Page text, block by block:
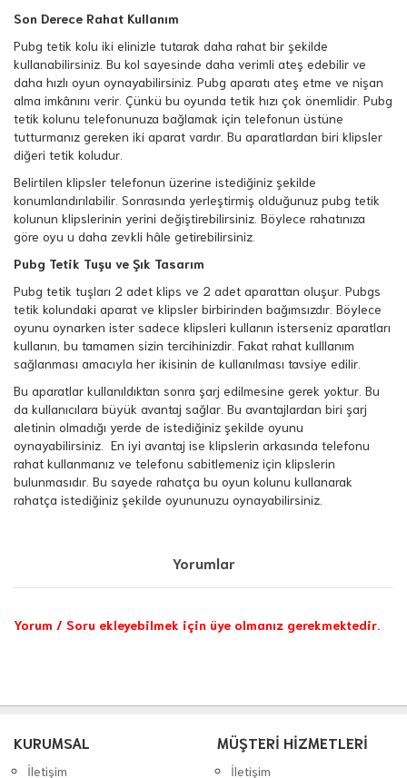
Son Derece Rahat Kullanım
Pubg tetik kolu iki elinizle tutarak daha rahat bir şekilde
kullanabilirsiniz. Bu kol sayesinde daha verimli ateş edebilir ve
daha hızlı oyun oynayabilirsiniz. Pubg aparatı ateş etme ve nişan
alma imkânını verir. Çünkü bu oyunda tetik hızı çok önemlidir. Pubg
tetik kolunu telefonunuza bağlamak için telefonun üstüne
tutturmanız gereken iki aparat vardır. Bu aparatlardan biri klipsler
diğeri tetik koludur.
Belirtilen klipsler telefonun üzerine istediğiniz şekilde
konumlandırılabilir. Sonrasında yerleştirmiş olduğunuz pubg tetik
kolunun klipslerinin yerini değiştirebilirsiniz. Böylece rahatınıza
göre oyu u daha zevkli hâle getirebilirsiniz.
Pubg Tetik Tuşu ve Şık Tasarım
Pubg tetik tuşları 2 adet klips ve 2 adet aparattan oluşur. Pubgs
tetik kolundaki aparat ve klipsler birbirinden bağımsızdır. Böylece
oyunu oynarken ister sadece klipsleri kullanın isterseniz aparatları
kullanın, bu tamamen sizin tercihinizdir. Fakat rahat kulllanım
sağlanması amacıyla her ikisinin de kullanılması tavsiye edilir.
Bu aparatlar kullanıldıktan sonra şarj edilmesine gerek yoktur. Bu
da kullanıcılara büyük avantaj sağlar. Bu avantajlardan biri şarj
aletinin olmadığı yerde de istediğiniz şekilde oyunu
oynayabilirsiniz. En iyi avantaj ise klipslerin arkasında telefonu
rahat kullanmanız ve telefonu sabitlemeniz için klipslerin
bulunmasıdır. Bu sayede rahatça bu oyun kolunu kullanarak
rahatça istediğiniz şekilde oyununuzu oynayabilirsiniz.
Yorumlar
Yorum / Soru ekleyebilmek için üye olmanız gerekmektedir.
KURUMSAL
İletişim
MÜŞTERİ HİZMETLERİ
İletişim